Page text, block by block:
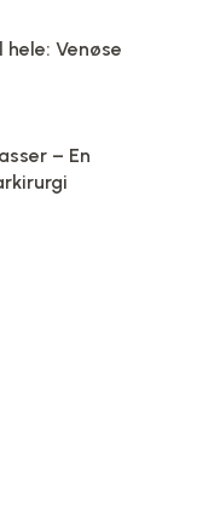
hele: Venøse
– En